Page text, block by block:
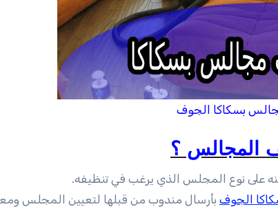
بسكاكا الجوف
المجالس ؟
على نوع المجلس الذي يرغب في تنظيفه.
الجوف بأرسال مندوب من قبلها لتعيين المجلس